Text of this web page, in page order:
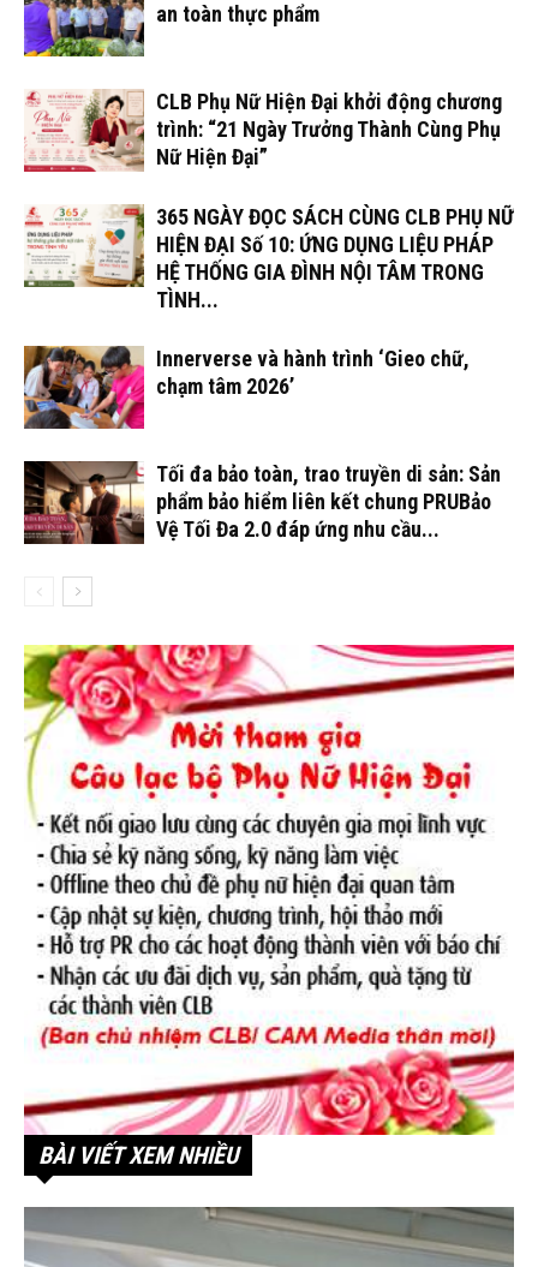
an toàn thực phẩm
CLB Phụ Nữ Hiện Đại khởi động chương
trình: “21 Ngày Trưởng Thành Cùng Phụ
Nữ Hiện Đại”
365 NGÀY ĐỌC SÁCH CÙNG CLB PHỤ NỮ
HIỆN ĐẠI Số 10: ỨNG DỤNG LIỆU PHÁP
HỆ THỐNG GIA ĐÌNH NỘI TÂM TRONG
TÌNH...
Innerverse và hành trình ‘Gieo chữ,
chạm tâm 2026’
Tối đa bảo toàn, trao truyền di sản: Sản
phẩm bảo hiểm liên kết chung PRUBảo
Vệ Tối Đa 2.0 đáp ứng nhu cầu...
BÀI VIẾT XEM NHIỀU